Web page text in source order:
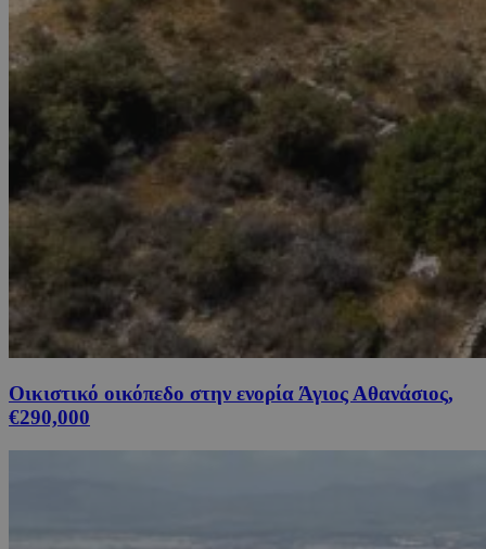
Οικιστικό οικόπεδο στην ενορία Άγιος Αθανάσιος,
€290,000